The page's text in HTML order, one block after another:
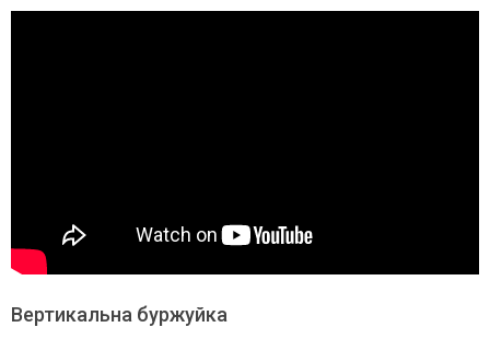
Вертикальна буржуйка